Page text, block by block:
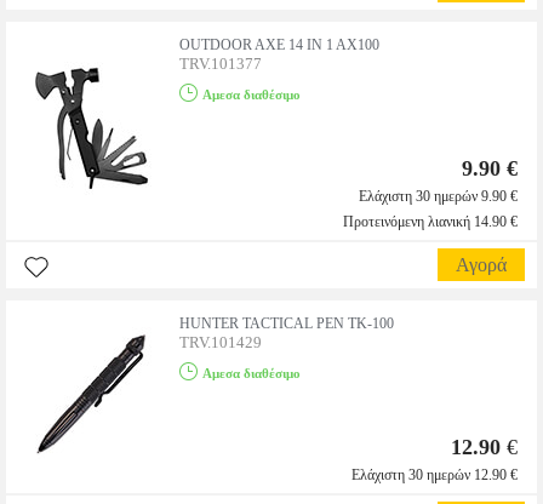
OUTDOOR AXE 14 IN 1 AX100
TRV.101377
Αμεσα διαθέσιμο
9.90 €
Ελάχιστη 30 ημερών 9.90 €
Προτεινόμενη λιανική 14.90 €
Αγορά
HUNTER TACTICAL PEN TK-100
TRV.101429
Αμεσα διαθέσιμο
12.90 €
Ελάχιστη 30 ημερών 12.90 €